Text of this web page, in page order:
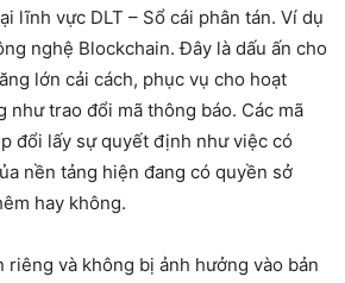
lĩnh vực DLT – Sổ cái phân tán. Ví dụ
nghệ Blockchain. Đây là dấu ấn cho
lớn cải cách, phục vụ cho hoạt
như trao đổi mã thông báo. Các mã
đổi lấy sự quyết định như việc có
nền tảng hiện đang có quyền sở
hay không.
riêng và không bị ảnh hưởng vào bản